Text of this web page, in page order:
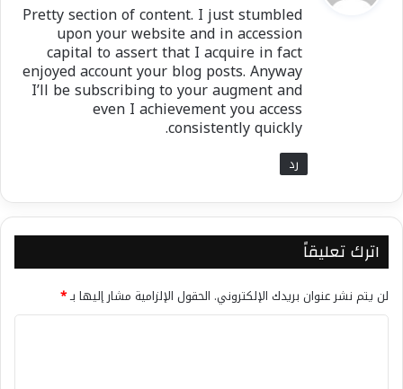
ل
Pretty section of content. I just stumbled
upon your website and in accession
capital to assert that I acquire in fact
enjoyed account your blog posts. Anyway
I’ll be subscribing to your augment and
even I achievement you access
consistently quickly.
رد
اترك تعليقاً
لن يتم نشر عنوان بريدك الإلكتروني. الحقول الإلزامية مشار إليها بـ*